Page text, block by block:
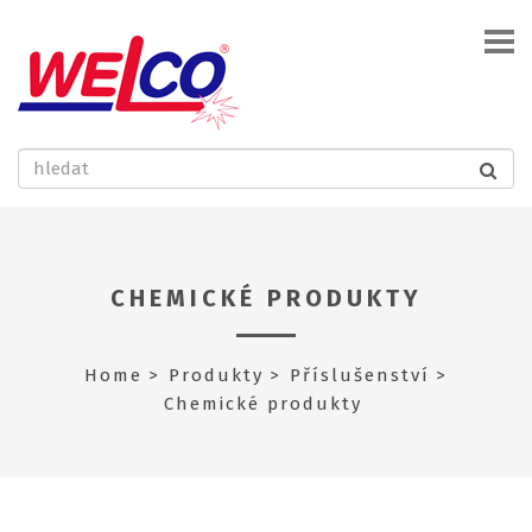
CHEMICKÉ PRODUKTY
Home Produkty
Příslušenství
Chemické produkty